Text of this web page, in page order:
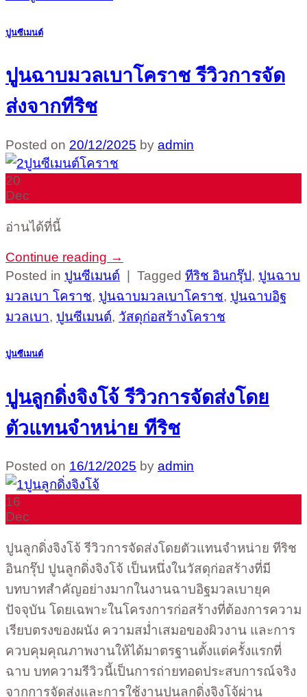
ปูนซีเมนต์
ปูนฉาบมวลเบาโคราช รีวิวการจัด
ส่งจากทีริช
Posted on 20/12/2025 by admin
20
Dec
อ่านได้ที่นี้
Continue reading →
Posted in ปูนซีเมนต์ | Tagged ทีริช อินกรุ๊ป, ปูนฉาบ
มวลเบา โคราช, ปูนฉาบมวลเบาโคราช, ปูนฉาบอิฐ
มวลเบา, ปูนซีเมนต์, วัสดุก่อสร้างโคราช
ปูนซีเมนต์
ปูนลูกดิ่งจิงโจ้ รีวิวการจัดส่งโดย
ตัวแทนจำหน่าย ทีริช
Posted on 16/12/2025 by admin
16
Dec
ปูนลูกดิ่งจิงโจ้ รีวิวการจัดส่งโดยตัวแทนจำหน่าย ทีริช
อินกรุ๊ป ปูนลูกดิ่งจิงโจ้ เป็นหนึ่งในวัสดุก่อสร้างที่มี
บทบาทสำคัญอย่างมากในงานฉาบอิฐมวลเบายุค
ปัจจุบัน โดยเฉพาะในโครงการก่อสร้างที่ต้องการความ
เรียบตรงของผนัง ความสม่ำเสมอของผิวงาน และการ
ควบคุมคุณภาพงานให้ได้มาตรฐานตั้งแต่ครั้งแรกที่
ฉาบ บทความรีวิวนี้เป็นการถ่ายทอดประสบการณ์จริง
จากการจัดส่งและการใช้งานปูนลูกดิ่งจิงโจ้ผ่าน